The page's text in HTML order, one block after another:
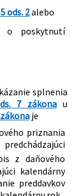
ods. 2alebo
o poskytnutí
splnenia
7 zákonau
je
priznania
z daňového
kalendárny
preddavkov